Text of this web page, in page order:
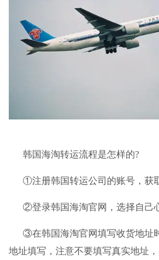
韩国海淘转运流程是怎样的?
①注册韩国转运公司 的账号，获
②登录韩国海淘官网，选择自己
③在韩国海淘官网填写收货地址
地址填写，注意不要填写真实地址